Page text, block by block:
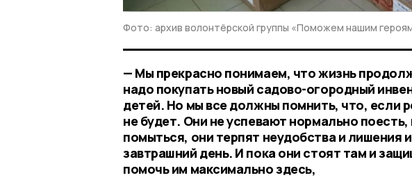
Фото: архив волонтёрской группы «Поможем нашим
— Мы прекрасно понимаем, что жизнь
надо покупать новый садово-огородный
детей. Но мы все должны помнить, что, если
не будет. Они не успевают нормально
помыться, они терпят неудобства и лишения
завтрашний день. И пока они стоят там и
помочь им максимально здесь,